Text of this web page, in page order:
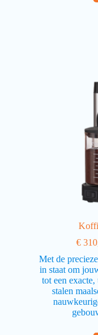
€
Met de
in staat om
tot een
stalen